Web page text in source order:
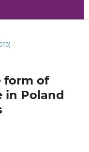
/
form of
in Poland